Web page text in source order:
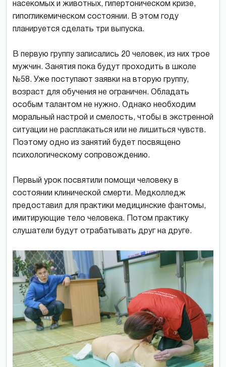
насекомых и животных, гипертоническом кризе,
гипогликемическом состоянии. В этом году
планируется сделать три выпуска.
В первую группу записались 20 человек, из них трое
мужчин. Занятия пока будут проходить в школе
№58. Уже поступают заявки на вторую группу,
возраст для обучения не ограничен. Обладать
особым талантом не нужно. Однако необходим
моральный настрой и смелость, чтобы в экстренной
ситуации не расплакаться или не лишиться чувств.
Поэтому одно из занятий будет посвящено
психологическому сопровождению.
Первый урок посвятили помощи человеку в
состоянии клинической смерти. Медколледж
предоставил для практики медицинские фантомы,
имитирующие тело человека. Потом практику
слушатели будут отрабатывать друг на друге.